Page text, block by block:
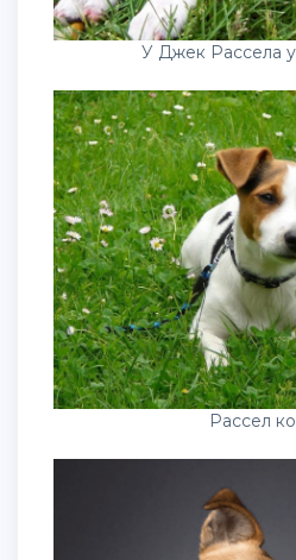
У Джек Рассела
Рассел